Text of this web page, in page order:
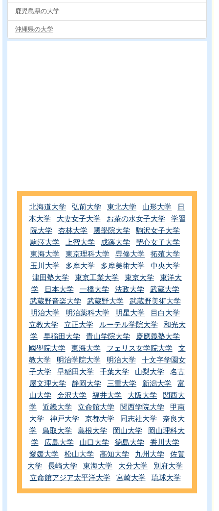
鹿児島県の大学
沖縄県の大学
北海道大学 弘前大学 東北大学 山形大学
日
本大学
大妻女子大学 お茶の水女子大学
学習
院大学
杏林大学 國學院大学
駒沢女子大学
駒澤大学
上智大学 成蹊大学
聖心女子大学
東海大学
東京理科大学 専修大学
拓殖大学
玉川大学
多摩大学 多摩美術大学
中央大学
津田塾大学
東京工業大学 東京大学
東洋大
学
日本大学 一橋大学 法政大学
武蔵大学
武蔵野音楽大学
武蔵野大学
武蔵野美術大学
明治大学
明治薬科大学 明星大学
目白大学
立教大学
立正大学 ルーテル学院大学
和光大
学
早稲田大学 青山学院大学
慶應義塾大学
國學院大学
東海大学 フェリス女学院大学
文
教大学
明治学院大学 明治大学
十文字学園女
子大学
早稲田大学 千葉大学 山梨大学
名古
屋文理大学
静岡大学 三重大学 新潟大学
富
山大学
金沢大学 福井大学 大阪大学
関西大
学
近畿大学 立命館大学 関西学院大学
甲南
大学
神戸大学 京都大学 同志社大学
奈良大
学
鳥取大学 島根大学 岡山大学
岡山理科大
学
広島大学 山口大学 徳島大学
香川大学
愛媛大学
松山大学 高知大学 九州大学
佐賀
大学
長崎大学 東海大学 大分大学
別府大学
立命館アジア太平洋大学
宮崎大学 琉球大学